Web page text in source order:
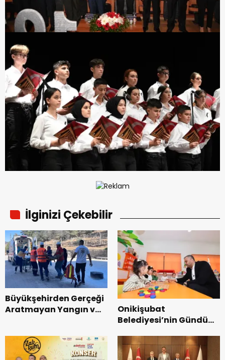
İlginizi Çekebilir
Büyükşehirden Gerçeği
Aratmayan Yangın ve
Onikişubat
Belediyesi’nin Gündüz
dönemin ön kayıtları
başladı.